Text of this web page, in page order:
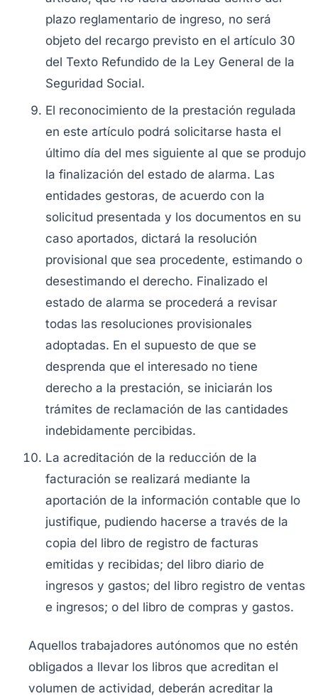
plazo reglamentario de ingreso, no será
objeto del recargo previsto en el artículo 30
del Texto Refundido de la Ley General de la
Seguridad Social.
El reconocimiento de la prestación regulada
en este artículo podrá solicitarse hasta el
último día del mes siguiente al que se produjo
la finalización del estado de alarma. Las
entidades gestoras, de acuerdo con la
solicitud presentada y los documentos en su
caso aportados, dictará la resolución
provisional que sea procedente, estimando o
desestimando el derecho. Finalizado el
estado de alarma se procederá a revisar
todas las resoluciones provisionales
adoptadas. En el supuesto de que se
desprenda que el interesado no tiene
derecho a la prestación, se iniciarán los
trámites de reclamación de las cantidades
indebidamente percibidas.
La acreditación de la reducción de la
facturación se realizará mediante la
aportación de la información contable que lo
justifique, pudiendo hacerse a través de la
copia del libro de registro de facturas
emitidas y recibidas; del libro diario de
ingresos y gastos; del libro registro de ventas
e ingresos; o del libro de compras y gastos.
Aquellos trabajadores autónomos que no estén
obligados a llevar los libros que acreditan el
volumen de actividad, deberán acreditar la